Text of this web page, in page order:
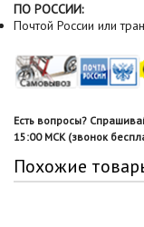
ПО РОССИИ:
Почтой России или
Есть вопросы?
15:00 МСК (звонок
Похожие